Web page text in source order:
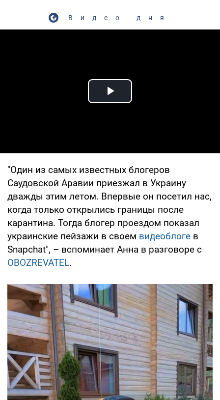
Видео дня
Play Video
"Один из самых известных блогеров
Саудовской Аравии приезжал в Украину
дважды этим летом. Впервые он посетил нас,
когда только открылись границы после
карантина. Тогда блогер проездом показал
украинские пейзажи в своем видеоблоге в
Snapchat", – вспоминает Анна в разговоре с
OBOZREVATEL.